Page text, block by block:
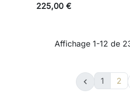
225,00 €
Affichage 1-12 de
 1 2